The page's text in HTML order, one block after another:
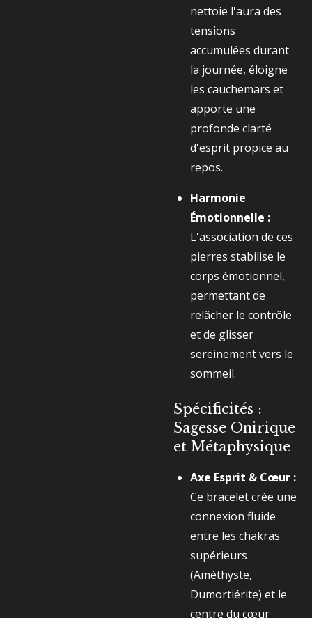
nettoie l'aura des
tensions
accumulées durant
la journée, éloigne
les cauchemars et
apporte une
profonde clarté
d'esprit propice au
repos.
Harmonie
Émotionnelle :
L'association de ces
pierres stabilise le
corps émotionnel,
permettant de
relâcher le contrôle
et de glisser
sereinement vers le
sommeil.
Spécificités :
Sagesse Onirique
et Métaphysique
Axe Esprit & Cœur :
Ce bracelet crée une
connexion fluide
entre les chakras
supérieurs
(Améthyste,
Dumortiérite) et le
centre du cœur